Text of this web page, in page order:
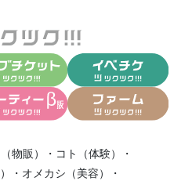
物販） ・ コト（体験）
・
・ オメカシ（美容）
・